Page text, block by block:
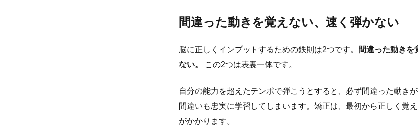
間違った動きを覚えない、速く弾かない
脳に正しくインプットするための鉄則は2つです。
間違った動きを
ない。
この2つは表裏一体です。
自分の能力を超えたテンポで弾こうとすると、必ず間違った動き
間違いも忠実に学習してしまいます。矯正は、最初から正しく覚
がかかります。